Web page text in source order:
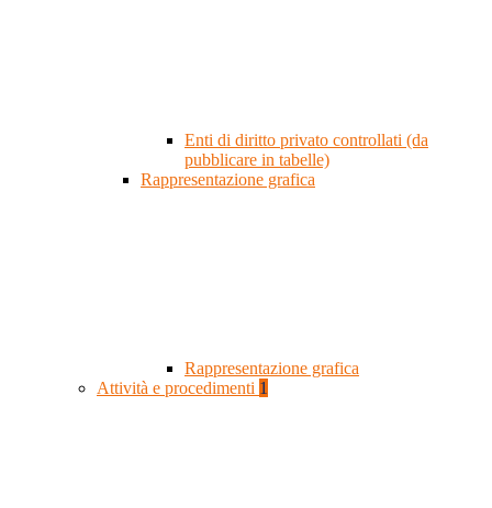
Enti di diritto privato controllati (da
pubblicare in tabelle)
Rappresentazione grafica
Rappresentazione grafica
Attività e procedimenti 1